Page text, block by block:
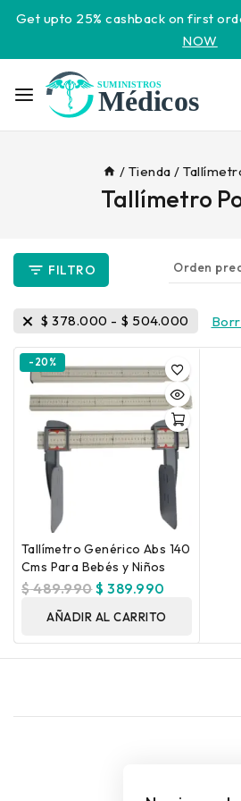
Get upto 25% cashback on first
NOW
/ Tienda /
Tallímetro
FILTRO
$ 378.000 - $ 504.000
-20%
Tallímetro Genérico Abs 140
Cms Para Bebés y Niños
$489.990$ 389.990
AÑADIR AL CARRITO